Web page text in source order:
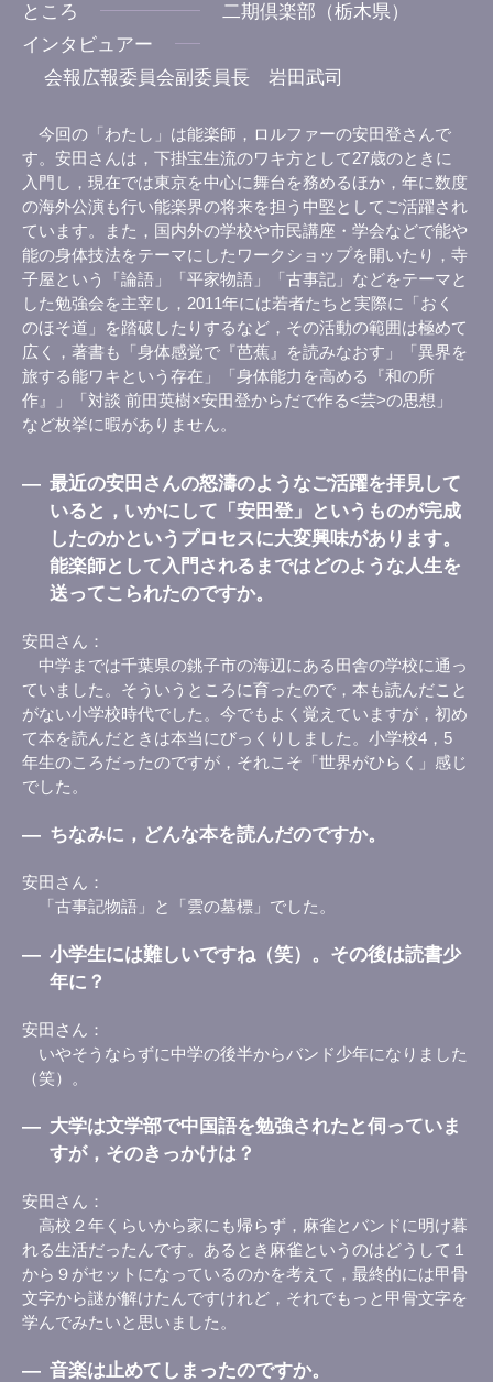
ところ
二期倶楽部（栃木県）
インタビュアー
会報広報委員会副委員長 岩田武司
今回の「わたし」は能楽師，ロルファーの安田登さんで
す。安田さんは，下掛宝生流のワキ方として27歳のときに
入門し，現在では東京を中心に舞台を務めるほか，年に数度
の海外公演も行い能楽界の将来を担う中堅としてご活躍され
ています。また，国内外の学校や市民講座・学会などで能や
能の身体技法をテーマにしたワークショップを開いたり，寺
子屋という「論語」「平家物語」「古事記」などをテーマと
した勉強会を主宰し，2011年には若者たちと実際に「おく
のほそ道」を踏破したりするなど，その活動の範囲は極めて
広く，著書も「身体感覚で『芭蕉』を読みなおす」「異界を
旅する能ワキという存在」「身体能力を高める『和の所
作』」「対談 前田英樹×安田登からだで作る<芸>の思想」
など枚挙に暇がありません。
― 最近の安田さんの怒濤のようなご活躍を拝見して
いると，いかにして「安田登」というものが完成
したのかというプロセスに大変興味があります。
能楽師として入門されるまではどのような人生を
送ってこられたのですか。
安田さん
中学までは千葉県の銚子市の海辺にある田舎の学校に通っ
ていました。そういうところに育ったので，本も読んだこと
がない小学校時代でした。今でもよく覚えていますが，初め
て本を読んだときは本当にびっくりしました。小学校4，5
年生のころだったのですが，それこそ「世界がひらく」感じ
でした。
― ちなみに，どんな本を読んだのですか。
安田さん
「古事記物語」と「雲の墓標」でした。
― 小学生には難しいですね（笑）。その後は読書少
年に？
安田さん
いやそうならずに中学の後半からバンド少年になりました
（笑）。
― 大学は文学部で中国語を勉強されたと伺っていま
すが，そのきっかけは？
安田さん
高校２年くらいから家にも帰らず，麻雀とバンドに明け暮
れる生活だったんです。あるとき麻雀というのはどうして１
から９がセットになっているのかを考えて，最終的には甲骨
文字から謎が解けたんですけれど，それでもっと甲骨文字を
学んでみたいと思いました。
― 音楽は止めてしまったのですか。